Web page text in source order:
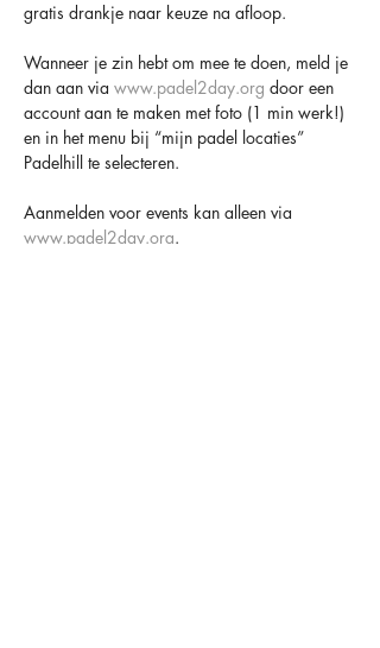
gratis drankje naar keuze na afloop.
Wanneer je zin hebt om mee te doen, meld je
dan aan via www.padel2day.org door een
account aan te maken met foto (1 min werk!)
en in het menu bij “mijn padel locaties”
Padelhill te selecteren.
Aanmelden voor events kan alleen via
www.padel2day.org.